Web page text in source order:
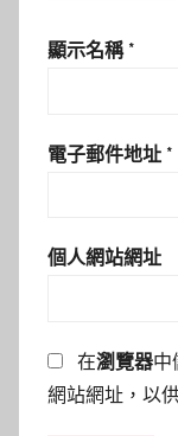
顯示名稱 *
電子郵件地址 *
個人網站網址
在瀏覽器中
網站網址，以